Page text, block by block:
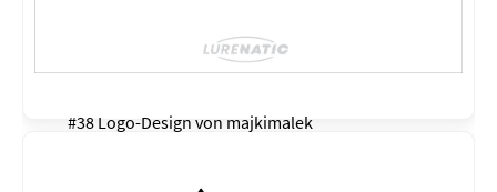
#38 Logo-Design von majkimalek